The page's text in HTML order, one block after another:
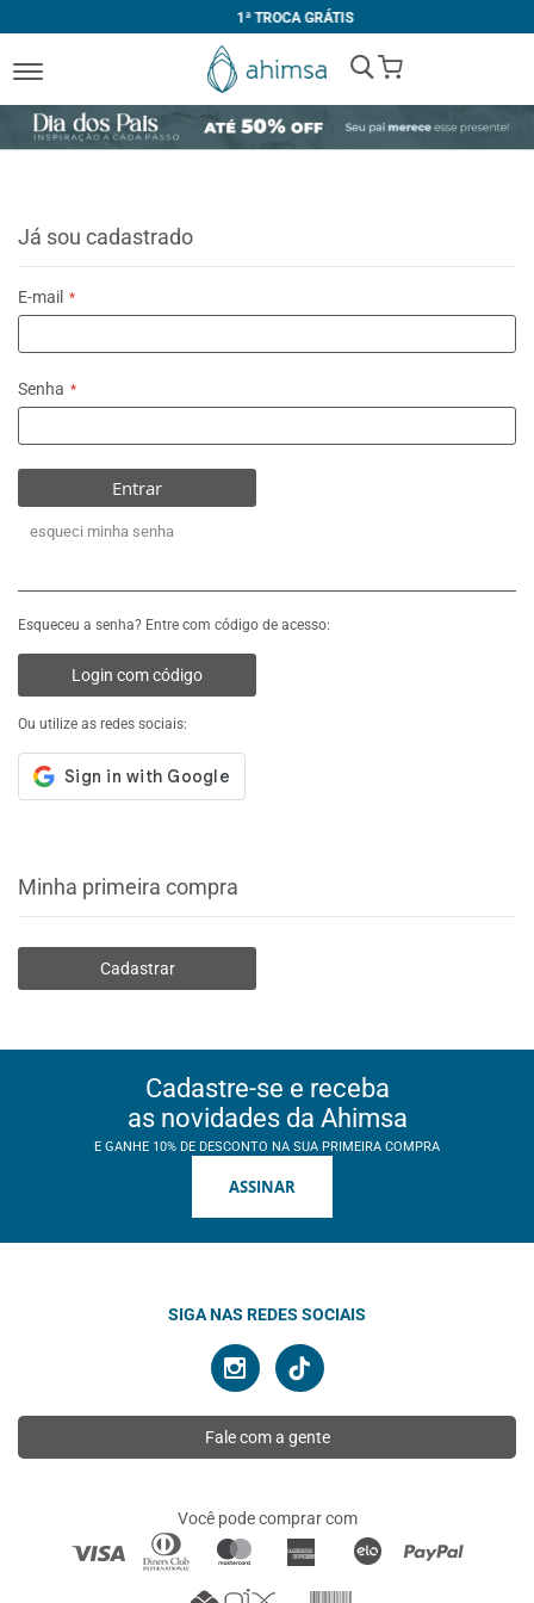
1ª TROCA GRÁTIS
My Cart
Já sou cadastrado
E-mail
Senha
Entrar
esqueci minha senha
Esqueceu a senha? Entre com código de acesso:
Login com código
Ou utilize as redes sociais:
Minha primeira compra
Cadastrar
Cadastre-se e receba
as novidades da Ahimsa
E GANHE 10% DE DESCONTO NA SUA PRIMEIRA COMPRA
ASSINAR
SIGA NAS REDES SOCIAIS
Fale com a gente
Você pode comprar com